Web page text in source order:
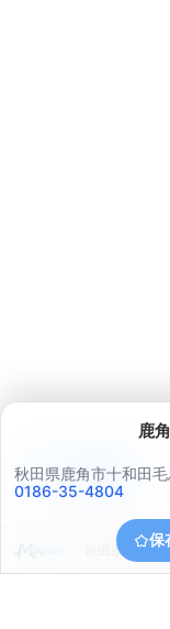
鹿
秋田県鹿角市十和田
0186-35-4804
保
秋田県鹿角市
アプリで見る